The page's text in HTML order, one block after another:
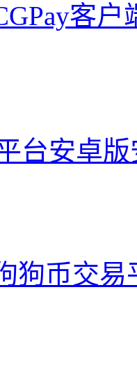
客
台安卓
狗币交易